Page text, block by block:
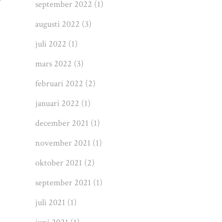
september 2022 (1)
augusti 2022 (3)
juli 2022 (1)
mars 2022 (3)
februari 2022 (2)
januari 2022 (1)
december 2021 (1)
november 2021 (1)
oktober 2021 (2)
september 2021 (1)
juli 2021 (1)